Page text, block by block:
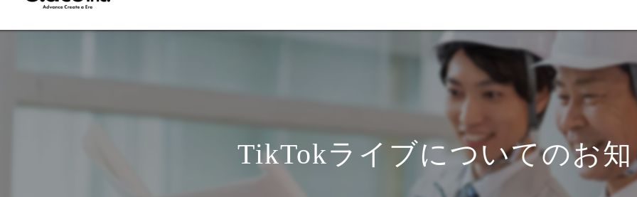
TikTokライブについてのお知